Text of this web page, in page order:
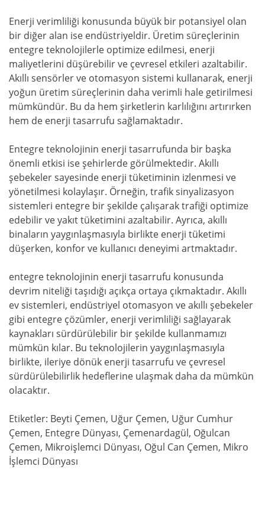
Enerji verimliliği konusunda büyük bir potansiyel olan
bir diğer alan ise endüstriyeldir. Üretim süreçlerinin
entegre teknolojilerle optimize edilmesi, enerji
maliyetlerini düşürebilir ve çevresel etkileri azaltabilir.
Akıllı sensörler ve otomasyon sistemi kullanarak, enerji
yoğun üretim süreçlerinin daha verimli hale getirilmesi
mümkündür. Bu da hem şirketlerin karlılığını artırırken
hem de enerji tasarrufu sağlamaktadır.
Entegre teknolojinin enerji tasarrufunda bir başka
önemli etkisi ise şehirlerde görülmektedir. Akıllı
şebekeler sayesinde enerji tüketiminin izlenmesi ve
yönetilmesi kolaylaşır. Örneğin, trafik sinyalizasyon
sistemleri entegre bir şekilde çalışarak trafiği optimize
edebilir ve yakıt tüketimini azaltabilir. Ayrıca, akıllı
binaların yaygınlaşmasıyla birlikte enerji tüketimi
düşerken, konfor ve kullanıcı deneyimi artmaktadır.
entegre teknolojinin enerji tasarrufu konusunda
devrim niteliği taşıdığı açıkça ortaya çıkmaktadır. Akıllı
ev sistemleri, endüstriyel otomasyon ve akıllı şebekeler
gibi entegre çözümler, enerji verimliliği sağlayarak
kaynakları sürdürülebilir bir şekilde kullanmamızı
mümkün kılar. Bu teknolojilerin yaygınlaşmasıyla
birlikte, ileriye dönük enerji tasarrufu ve çevresel
sürdürülebilirlik hedeflerine ulaşmak daha da mümkün
olacaktır.
Etiketler: Beyti Çemen, Uğur Çemen, Uğur Cumhur
Çemen, Entegre Dünyası, Çemenardagül, Oğulcan
Çemen, Mikroişlemci Dünyası, Oğul Can Çemen, Mikro
İşlemci Dünyası